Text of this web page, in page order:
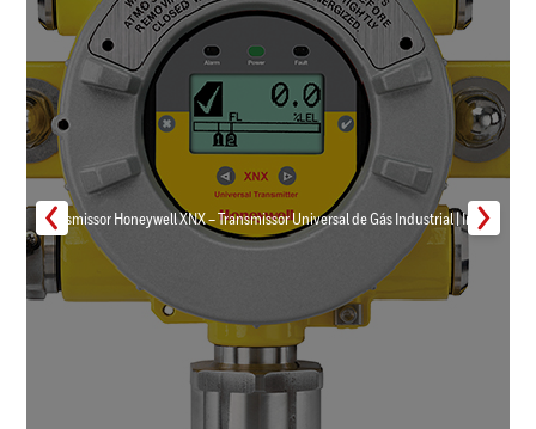
Transmissor Honeywell XNX – Transmissor Universal de Gás Industrial | Inmar